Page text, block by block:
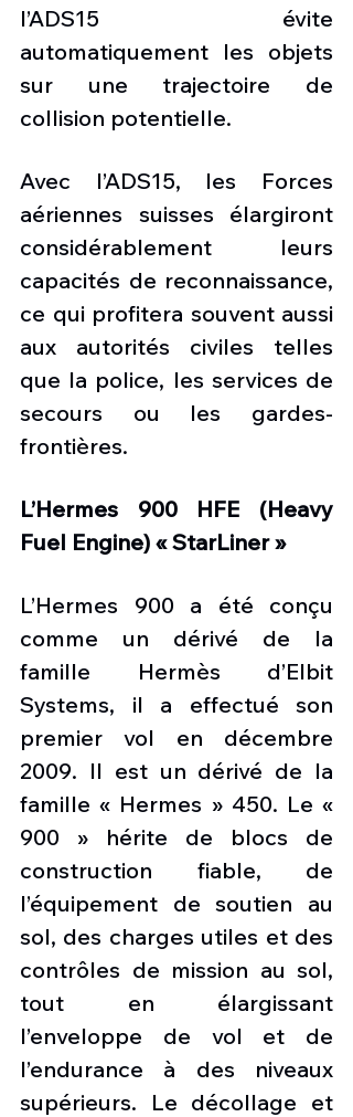
l’ADS15 évite
automatiquement les objets
sur une trajectoire de
collision potentielle.
Avec l’ADS15, les Forces
aériennes suisses élargiront
considérablement leurs
capacités de reconnaissance,
ce qui profitera souvent aussi
aux autorités civiles telles
que la police, les services de
secours ou les gardes-
frontières.
L’Hermes 900 HFE (Heavy
Fuel Engine) « StarLiner »
L’Hermes 900 a été conçu
comme un dérivé de la
famille Hermès d’Elbit
Systems, il a effectué son
premier vol en décembre
2009. Il est un dérivé de la
famille « Hermes » 450. Le «
900 » hérite de blocs de
construction fiable, de
l’équipement de soutien au
sol, des charges utiles et des
contrôles de mission au sol,
tout en élargissant
l’enveloppe de vol et de
l’endurance à des niveaux
supérieurs. Le décollage et